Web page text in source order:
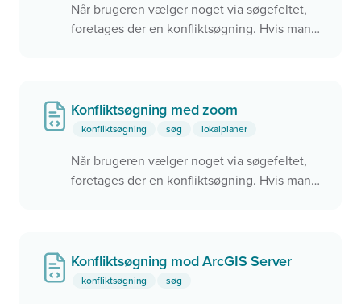
Når brugeren vælger noget via søgefeltet,
foretages der en konfliktsøgning. Hvis man
min skole.
Konfliktsøgning med zoom
konfliktsøgning søg lokalplaner
Når brugeren vælger noget via søgefeltet,
foretages der en konfliktsøgning. Hvis man
min skole.
Konfliktsøgning mod ArcGIS Server
konfliktsøgning søg